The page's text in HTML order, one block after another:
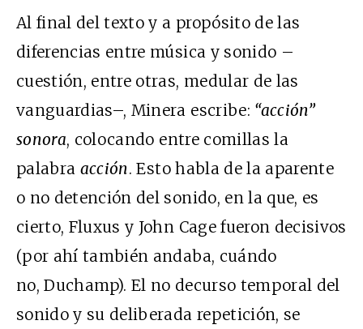
Al final del texto y a propósito de las
diferencias entre música y sonido –
cuestión, entre otras, medular de las
vanguardias–, Minera escribe: “acción”
sonora, colocando entre comillas la
palabra acción. Esto habla de la aparente
o no detención del sonido, en la que, es
cierto, Fluxus y John Cage fueron decisivos
(por ahí también andaba, cuándo
no, Duchamp). El no decurso temporal del
sonido y su deliberada repetición, se